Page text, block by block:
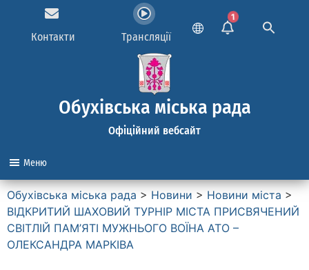
Контакти Трансляції
1
Обухівська міська рада
Офіційний вебсайт
Меню
Обухівська міська рада > Новини > Новини міста >
ВІДКРИТИЙ ШАХОВИЙ ТУРНІР МІСТА ПРИСВЯЧЕНИЙ
СВІТЛІЙ ПАМ’ЯТІ МУЖНЬОГО ВОЇНА АТО –
ОЛЕКСАНДРА МАРКІВА